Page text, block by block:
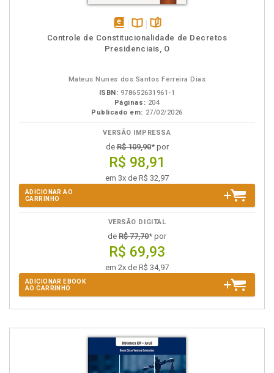
disponível
em
Disponível
na
páginas
Controle de Constitucionalidade de Decretos
Presidenciais, O
Mateus Nunes dos Santos Ferreira Dias
ISBN: 978652631961-1
Páginas: 204
Publicado em: 27/02/2026
VERSÃO IMPRESSA
deR$ 109,90* por
R$ 98,91
em 3x de R$ 32,97
ADICIONAR AO
CARRINHO
VERSÃO DIGITAL
de R$ 77,70* por
R$ 69,93
em 2x de R$ 34,97
ADICIONAR EBOOK
AO CARRINHO